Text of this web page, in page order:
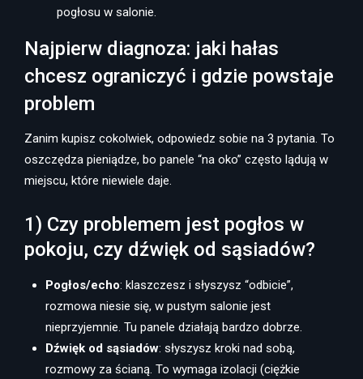
pogłosu w salonie.
Najpierw diagnoza: jaki hałas
chcesz ograniczyć i gdzie powstaje
problem
Zanim kupisz cokolwiek, odpowiedz sobie na 3 pytania. To
oszczędza pieniądze, bo panele “na oko” często lądują w
miejscu, które niewiele daje.
1) Czy problemem jest pogłos w
pokoju, czy dźwięk od sąsiadów?
Pogłos/echo: klaszczesz i słyszysz “odbicie”,
rozmowa niesie się, w pustym salonie jest
nieprzyjemnie. Tu panele działają bardzo dobrze.
Dźwięk od sąsiadów: słyszysz kroki nad sobą,
rozmowy za ścianą. To wymaga izolacji (ciężkie